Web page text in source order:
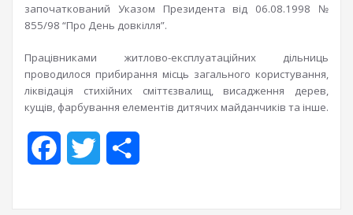
започаткований Указом Президента від 06.08.1998 №
855/98 “Про День довкілля”.
Працівниками житлово-експлуатаційних дільниць
проводилося прибирання місць загального користування,
ліквідація стихійних сміттєзвалищ, висадження дерев,
кущів, фарбування елементів дитячих майданчиків та інше.
FacebookTwitter